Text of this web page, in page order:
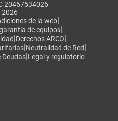
20467534026
2026
de la web|
de equipos|
|Derechos ARCO|
|Neutralidad de Red|
Deudas|Legal y regulatorio